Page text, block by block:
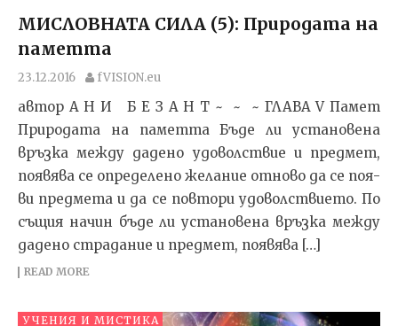
МИСЛОВНАТА СИЛА (5): Природата на
паметта
23.12.2016 fVISION.eu
автор А Н И Б Е З А Н Т ~ ~ ~ ГЛА­ВА V Па­мет
При­ро­да­та на па­мет­та Бъ­де ли ус­та­но­ве­на
връз­ка меж­ду да­де­но удо­вол­с­т­вие и пред­мет,
по­я­вя­ва се оп­ре­де­ле­но же­ла­ние от­но­во да се по­я­
ви пред­ме­та и да се пов­то­ри удо­вол­с­т­ви­е­то. По
съ­щия на­чин бъ­де ли ус­та­но­ве­на връз­ка меж­ду
да­де­но стра­да­ние и пред­мет, по­я­вя­ва […]
READ MORE
УЧЕНИЯ И МИСТИКА